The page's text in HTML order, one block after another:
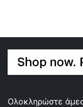
Ολοκληρώστε